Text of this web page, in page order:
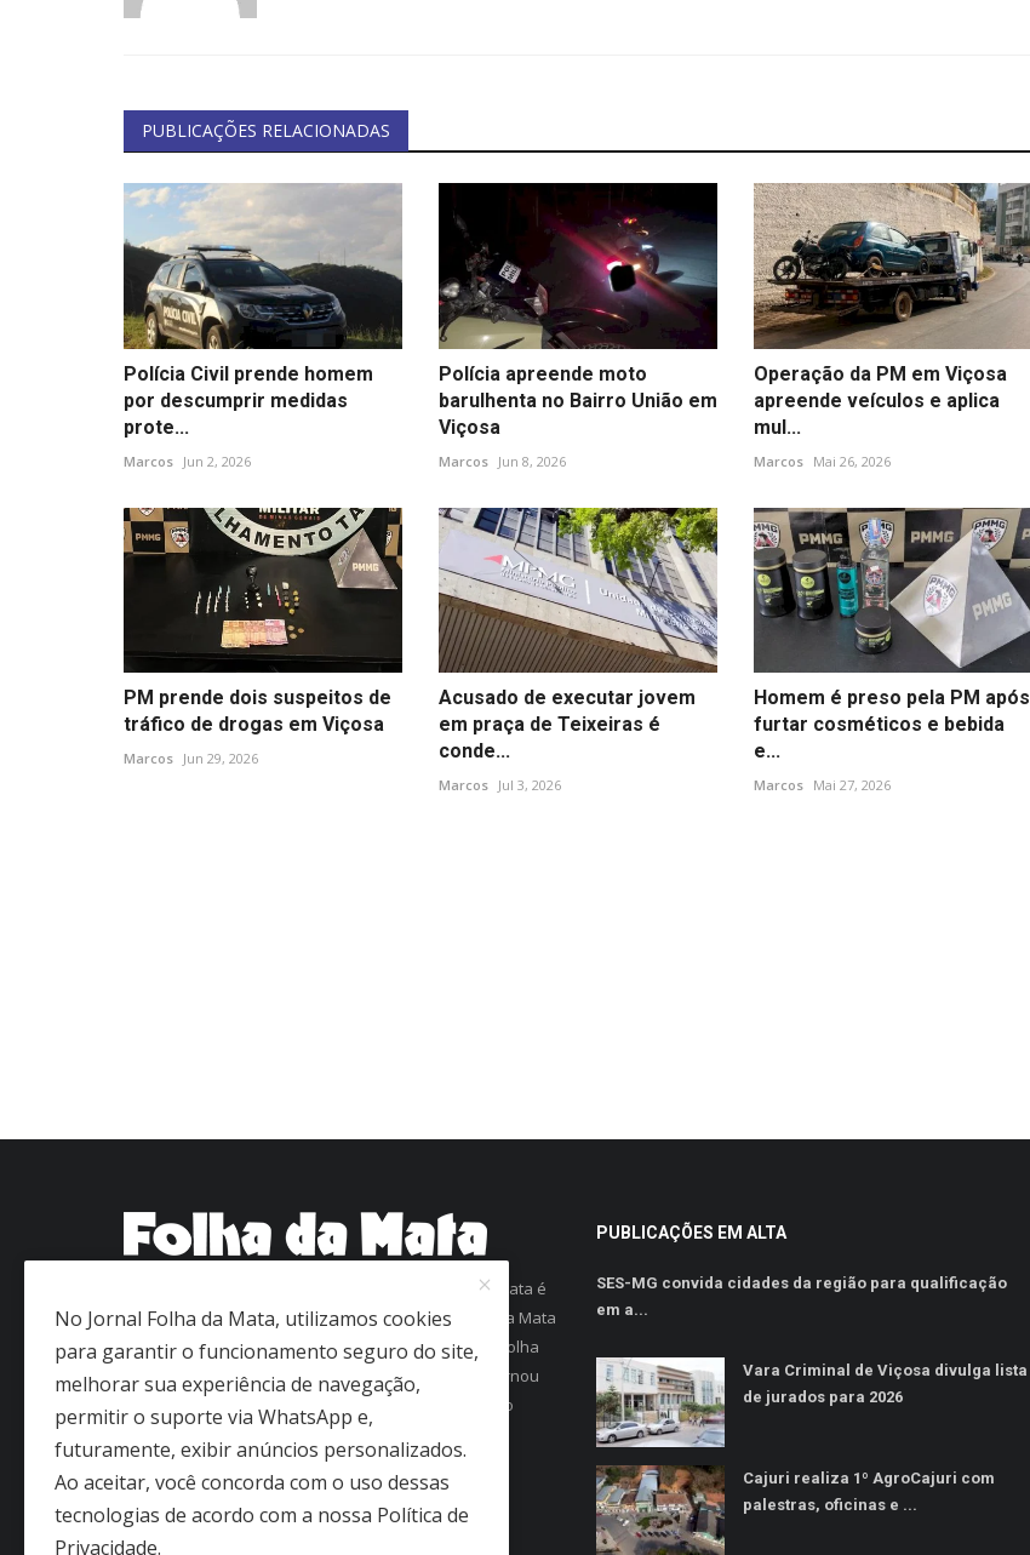
PUBLICAÇÕES RELACIONADAS
Polícia Civil prende homem
por descumprir medidas
prote...
Marcos Jun 2, 2026
Polícia apreende moto
barulhenta no Bairro União em
Viçosa
Marcos Jun 8, 2026
Operação da PM em Viçosa
apreende veículos e aplica
mul...
Marcos Mai 26, 2026
PM prende dois suspeitos de
tráfico de drogas em Viçosa
Marcos Jun 29, 2026
Acusado de executar jovem
em praça de Teixeiras é
conde...
Marcos Jul 3, 2026
Homem é preso pela PM após
furtar cosméticos e bebida
e...
Marcos Mai 27, 2026
Com mais de 60 anos de história, o jornal Folha da Mata é
uma referência em informação na região da Zona da Mata
Mineira. Fundado em 1963 como Folha de Viçosa, o Folha
da Mata conquistou a confiança dos leitores e se tornou
um dos jornais mais antigos em circulação regular no
interior de Minas Gerais.
PUBLICAÇÕES EM ALTA
SES-MG convida cidades da região para qualificação
em a...
Vara Criminal de Viçosa divulga lista
de jurados para 2026
Cajuri realiza 1º AgroCajuri com
palestras, oficinas e ...
No Jornal Folha da Mata, utilizamos cookies
para garantir o funcionamento seguro do site,
melhorar sua experiência de navegação,
permitir o suporte via WhatsApp e,
futuramente, exibir anúncios personalizados.
Ao aceitar, você concorda com o uso dessas
tecnologias de acordo com a nossa Política de
Privacidade.